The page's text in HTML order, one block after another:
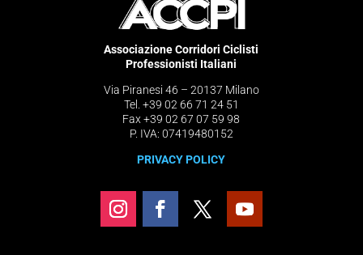
Associazione Corridori Ciclisti
Professionisti Italiani
Via Piranesi 46 – 20137 Milano
Tel. +39 02 66 71 24 51
Fax +39 02 67 07 59 98
P. IVA: 07419480152
PRIVACY POLICY